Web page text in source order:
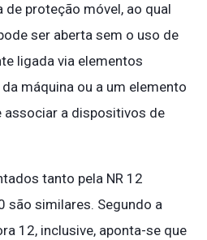
proteção móvel, ao qual
ser aberta sem o uso de
ligada via elementos
máquina ou a um elemento
associar a dispositivos de
tanto pela NR 12
são similares. Segundo a
12, inclusive, aponta-se que